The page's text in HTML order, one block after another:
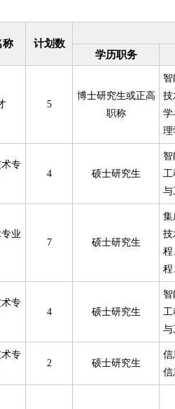
称
计划数
学历职务
5
博士研究生或正高
职称
智
技
学
理
专
4 硕士研究生
智
工
与
业
7 硕士研究生
集
技
程
程
专
4 硕士研究生
智
工
与
专
2 硕士研究生
信
信